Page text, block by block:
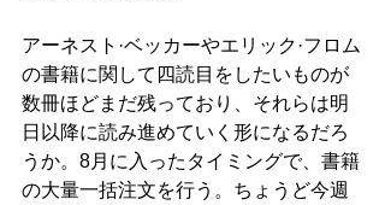
アーネスト·ベッカーやエリック·フロム
の書籍に関して四読目をしたいものが
数冊ほどまだ残っており、それらは明
日以降に読み進めていく形になるだろ
うか。8月に入ったタイミングで、書籍
の大量一括注文を行う。ちょうど今週